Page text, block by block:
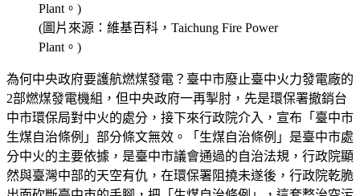
(圖片來源：維基百科，Taichung Fire Power
Plant。)
為何中央政府要護航燃煤發電？臺中市廢止臺中火力發電廠的
2部燃煤發電機組，但中央政府一再掣肘，先是環保署撤銷台
中市環保局對中火的處分，接下來行政院介入，宣布「臺中市
生煤自治條例」部分條文無效。「生煤自治條例」是臺中市處
分中火的主要依據，是臺中市議會通過的自治法規，行政院顯
然與臺灣中部的天空有仇，在環保署阻撓未遂後，行政院乾脆